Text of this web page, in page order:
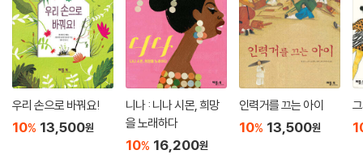
우리 손으로 바꿔요!
10% 13,500원
니나 : 니나 시몬, 희망
을 노래하다
10% 16,200원
인력거를 끄는 아이
10% 13,500원